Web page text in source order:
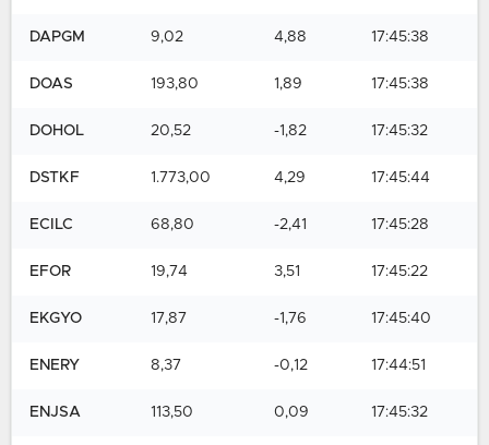
DAPGM 9,02 4,88 17:45:38
DOAS 193,80 1,89 17:45:38
DOHOL 20,52 -1,82 17:45:32
DSTKF 1.773,00 4,29 17:45:44
ECILC 68,80 -2,41 17:45:28
EFOR 19,74 3,51 17:45:22
EKGYO 17,87 -1,76 17:45:40
ENERY 8,37 -0,12 17:44:51
ENJSA 113,50 0,09 17:45:32